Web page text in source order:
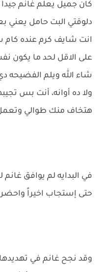
كان جميل يعلم غانم
دلوقتي البت حامل
انت شايف كرم عنده كام
على الاقل لحد ما يكون
شاء الله ويلم الفضيحه
ولا ده أوانه، أنت بس
هتخاف منك طوالي
في البدايه لم يوافق
حتى إستجاب اخيراً
وقد نجح غانم في